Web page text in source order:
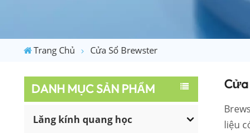
Trang Chủ Cửa Sổ Brewster
DANH MỤC SẢN PHẨM
Lăng kính quang học
Cửa
liệu